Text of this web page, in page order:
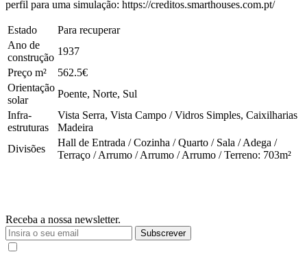
perfil para uma simulação: https://creditos.smarthouses.com.pt/
Estado
Para recuperar
Ano de
construção
1937
Preço m²
562.5€
Orientação
solar
Poente, Norte, Sul
Infra-
estruturas
Vista Serra, Vista Campo / Vidros Simples, Caixilharias
Madeira
Divisões
Hall de Entrada / Cozinha / Quarto / Sala / Adega /
Terraço / Arrumo / Arrumo / Arrumo / Terreno: 703m²
Receba a nossa newsletter.
Subscrever